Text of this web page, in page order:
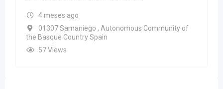
4 meses ago
01307 Samaniego , Autonomous Community of
the Basque Country Spain
57 Views